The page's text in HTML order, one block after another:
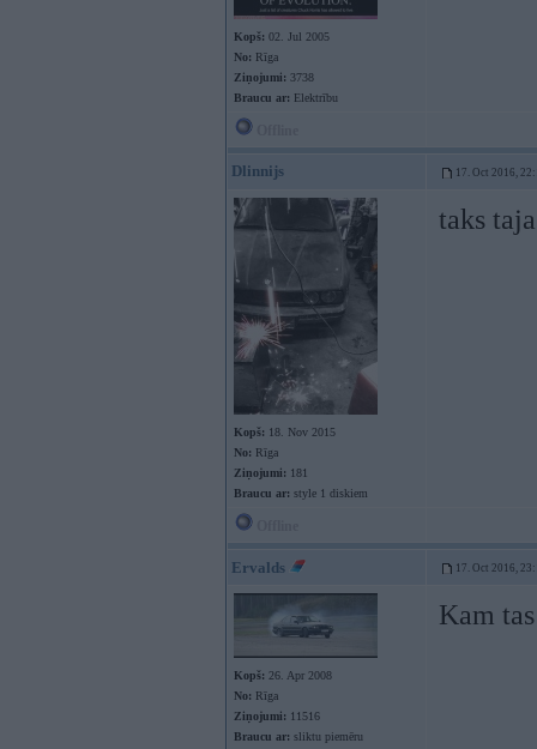
Kopš: 02. Jul 2005
No: Rīga
Ziņojumi: 3738
Braucu ar: Elektrību
Dlinnijs 17. Oct 2016,
Kopš: 18. Nov 2015
No: Rīga
Ziņojumi: 181
Braucu ar: style 1 diskiem
taks
Ervalds 17. Oct 2016,
Kopš: 26. Apr 2008
No: Rīga
Ziņojumi: 11516
Braucu ar: sliktu piemēru
Kam